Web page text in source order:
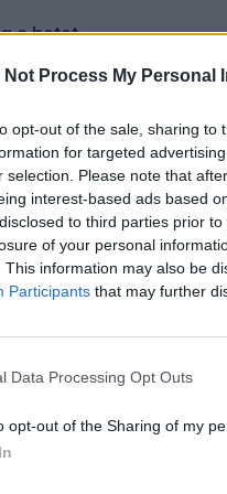
Not Process My Personal
opt-out of the sale, sharing
for targeted
selection. Please note that
interest-based ads based
to third parties prior
of your personal
This information may also be
Participants that may further
Data Processing Opt Outs
opt-out of the Sharing of my
a hetet
Közép-Európa?
a Dunába keverni
mesterséges, néha
béke?
és nem is elsősorban
elsősorban a